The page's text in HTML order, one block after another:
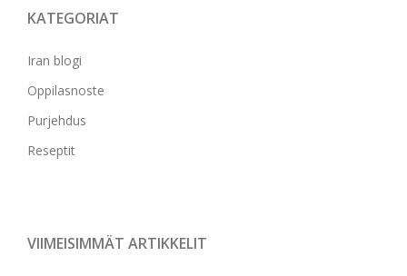
KATEGORIAT
Iran blogi
Oppilasnoste
Purjehdus
Reseptit
VIIMEISIMMÄT ARTIKKELIT